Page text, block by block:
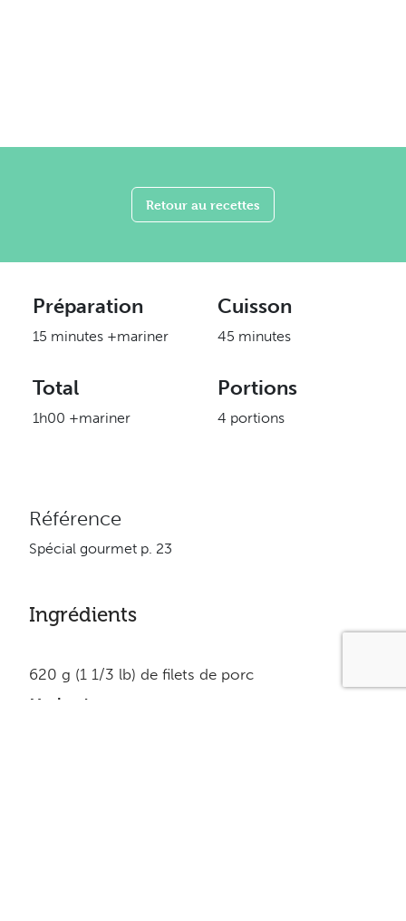
Retour au recettes
Préparation
15 minutes +mariner
Cuisson
45 minutes
Total
1h00 +mariner
Portions
4 portions
Référence
Spécial gourmet p. 23
Ingrédients
620 g (1 1/3 lb) de filets de porc
Marinade: